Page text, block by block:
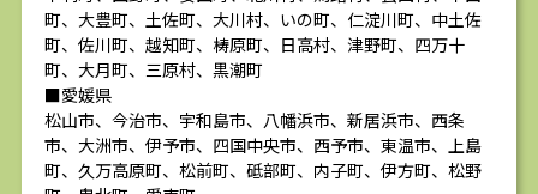
町、大豊町、土佐町、大川村、いの町、仁淀川町、中土佐
町、佐川町、越知町、梼原町、日高村、津野町、四万十
町、大月町、三原村、黒潮町
■愛媛県
松山市、今治市、宇和島市、八幡浜市、新居浜市、西条
市、大洲市、伊予市、四国中央市、西予市、東温市、上島
町、久万高原町、松前町、砥部町、内子町、伊方町、松野